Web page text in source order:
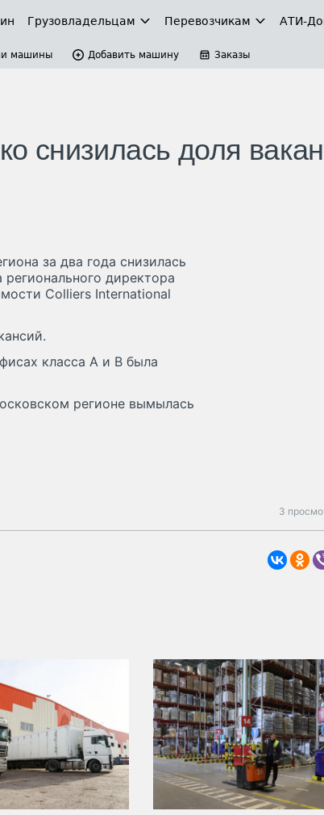
Грузовладельцам Перевозчикам АТИ-
машины Добавить машину Заказы
снизилась доля
за два года снизилась
директора
Colliers International
класса А и В была
регионе вымылась
3